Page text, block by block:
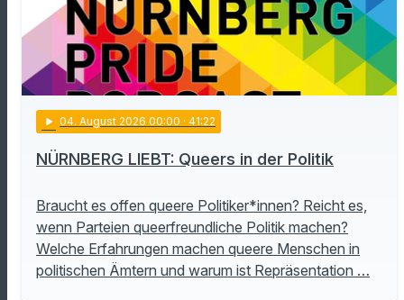
play_arrow 04. August 2026 00:00 · 41:22
NÜRNBERG LIEBT: Queers in der Politik
Braucht es offen queere Politiker*innen? Reicht es,
wenn Parteien queerfreundliche Politik machen?
Welche Erfahrungen machen queere Menschen in
politischen Ämtern und warum ist Repräsentation …